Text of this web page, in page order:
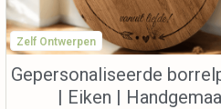
Zelf Ontwerpen
Gepersonaliseerde
| Eiken |